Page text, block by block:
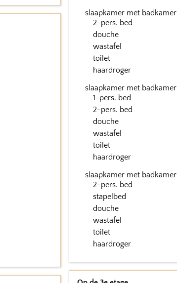
slaapkamer met badkamer
2-pers. bed
douche
wastafel
toilet
haardroger
slaapkamer met badkamer
1-pers. bed
2-pers. bed
douche
wastafel
toilet
haardroger
slaapkamer met badkamer
2-pers. bed
stapelbed
douche
wastafel
toilet
haardroger